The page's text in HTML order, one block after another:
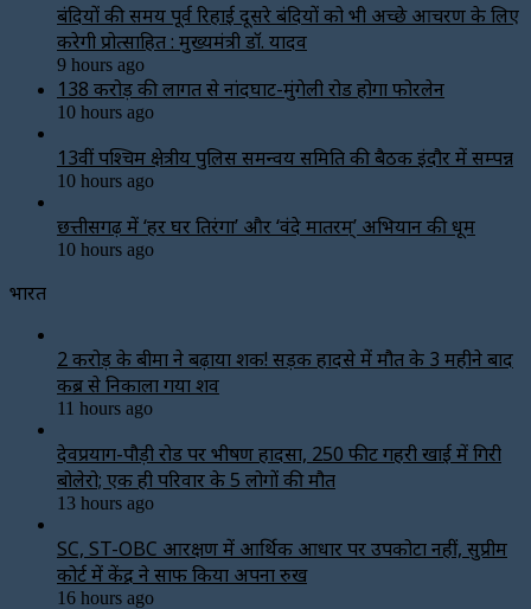
बंदियों की समय पूर्व रिहाई दूसरे बंदियों को भी अच्छे आचरण के लिए
करेगी प्रोत्साहित : मुख्यमंत्री डॉ. यादव
9 hours ago
138 करोड़ की लागत से नांदघाट-मुंगेली रोड होगा फोरलेन
10 hours ago
13वीं पश्चिम क्षेत्रीय पुलिस समन्वय समिति की बैठक इंदौर में सम्पन्न
10 hours ago
छत्तीसगढ़ में ‘हर घर तिरंगा’ और ‘वंदे मातरम्’ अभियान की धूम
10 hours ago
भारत
2 करोड़ के बीमा ने बढ़ाया शक! सड़क हादसे में मौत के 3 महीने बाद
कब्र से निकाला गया शव
11 hours ago
देवप्रयाग-पौड़ी रोड पर भीषण हादसा, 250 फीट गहरी खाई में गिरी
बोलेरो; एक ही परिवार के 5 लोगों की मौत
13 hours ago
SC, ST-OBC आरक्षण में आर्थिक आधार पर उपकोटा नहीं, सुप्रीम
कोर्ट में केंद्र ने साफ किया अपना रुख
16 hours ago